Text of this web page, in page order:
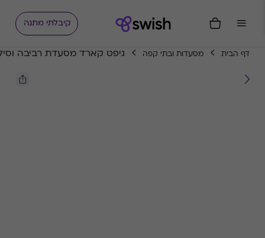
קיבלתי מתנה
דף הבית מסעדות ובתי קפה גיפט קארד מסעדת רביבה